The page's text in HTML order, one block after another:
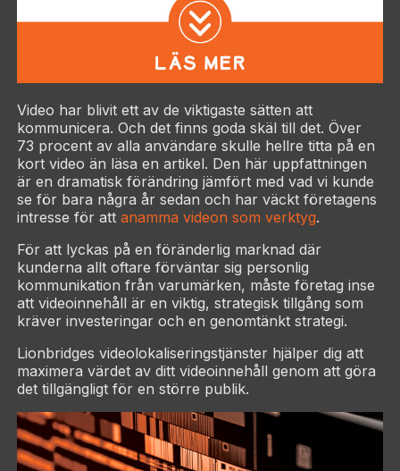
Video har blivit ett av de viktigaste sätten att
kommunicera. Och det finns goda skäl till det. Över
73 procent av alla användare skulle hellre titta på en
kort video än läsa en artikel. Den här uppfattningen
är en dramatisk förändring jämfört med vad vi kunde
se för bara några år sedan och har väckt företagens
intresse för att anamma videon som verktyg.
För att lyckas på en föränderlig marknad där
kunderna allt oftare förväntar sig personlig
kommunikation från varumärken, måste företag inse
att videoinnehåll är en viktig, strategisk tillgång som
kräver investeringar och en genomtänkt strategi.
Lionbridges videolokaliseringstjänster hjälper dig att
maximera värdet av ditt videoinnehåll genom att göra
det tillgängligt för en större publik.